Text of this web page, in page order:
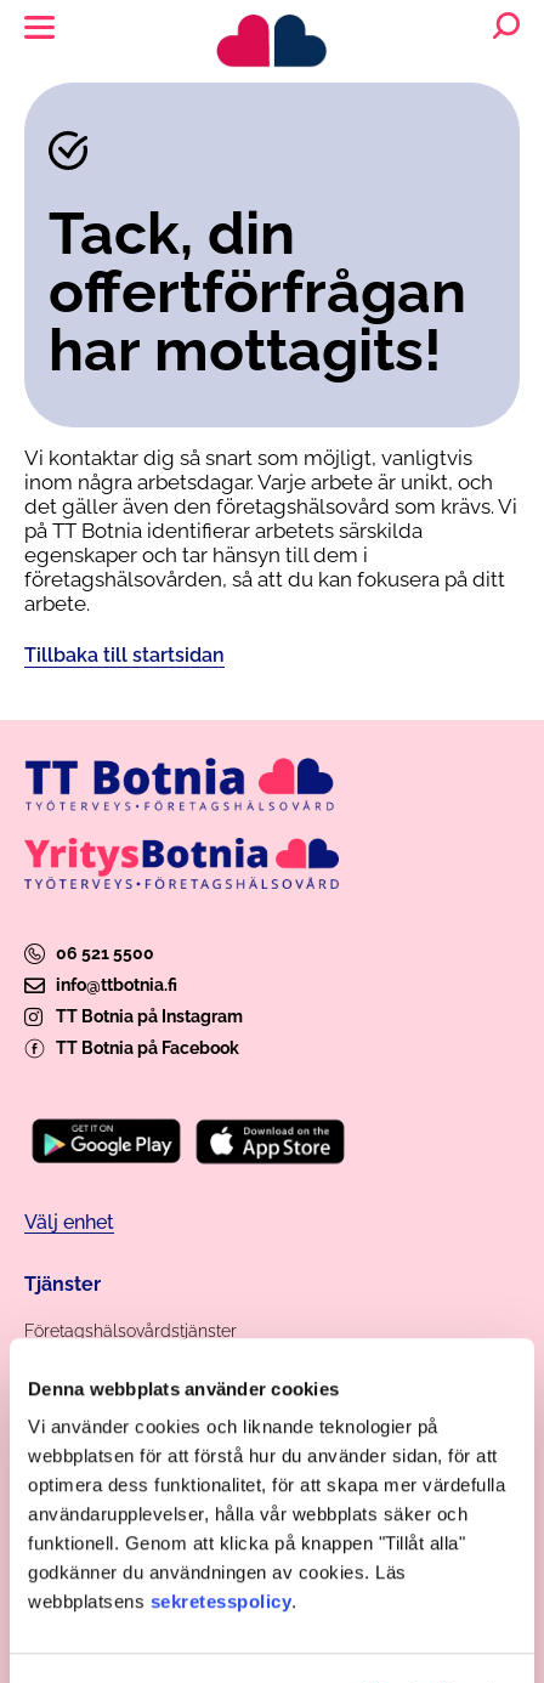
Denna webbplats använder cookies
Vi använder cookies och liknande teknologier på
webbplatsen för att förstå hur du använder sidan, för att
optimera dess funktionalitet, för att skapa mer värdefulla
användarupplevelser, hålla vår webbplats säker och
funktionell. Genom att klicka på knappen "Tillåt alla"
godkänner du användningen av cookies. Läs
webbplatsens sekretesspolicy.
Tack, din
offertförfrågan
har mottagits!
Vi kontaktar dig så snart som möjligt, vanligtvis
inom några arbetsdagar. Varje arbete är unikt, och
det gäller även den företagshälsovård som krävs. Vi
på TT Botnia identifierar arbetets särskilda
egenskaper och tar hänsyn till dem i
företagshälsovården, så att du kan fokusera på ditt
arbete.
Tillbaka till startsidan
06 521 5500
info@ttbotnia.fi
TT Botnia på Instagram
TT Botnia på Facebook
Välj enhet
Tjänster
Företagshälsovårdstjänster
Tidsbokning
Fakturering
Sidor
Prislista
Jobba hos oss
Kontaktinformation
Administration